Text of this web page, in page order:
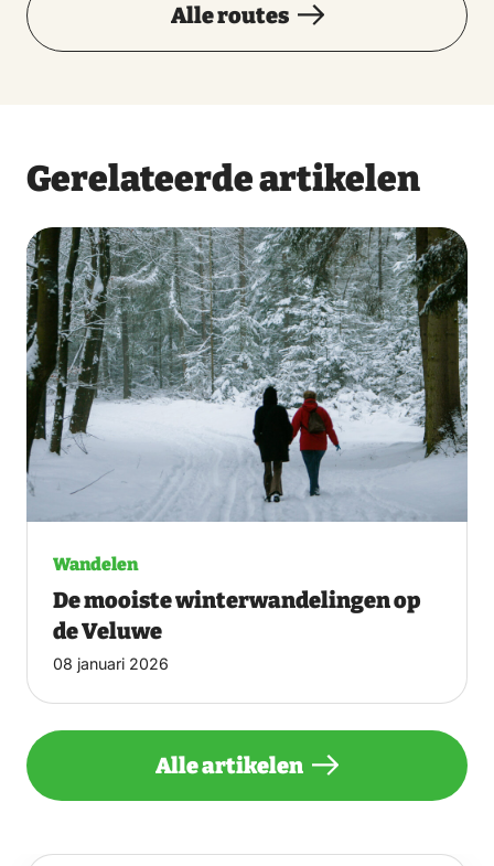
Alle routes
Gerelateerde artikelen
Wandelen
De mooiste winterwandelingen op
de Veluwe
08 januari 2026
Alle artikelen